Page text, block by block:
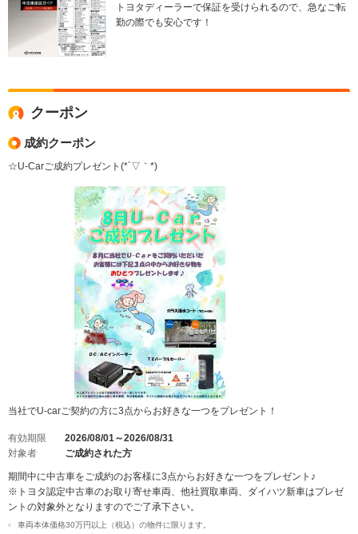
トヨタディーラーで保証を受けられるので、急なご転
勤の際でも安心です！
クーポン
成約クーポン
☆U-Carご成約プレゼント(*´▽｀*)
当社でU-carご契約の方に3点からお好きな一つをプレゼント！
有効期限
2026/08/01～2026/08/31
対象者
ご成約された方
期間中に中古車をご成約のお客様に3点からお好きな一つをプレゼント♪
※トヨタ認定中古車のお取り寄せ車両、他社買取車両、ダイハツ新車はプレゼ
ントの対象外となりますのでご了承下さい。
車両本体価格30万円以上（税込）の物件に限ります。